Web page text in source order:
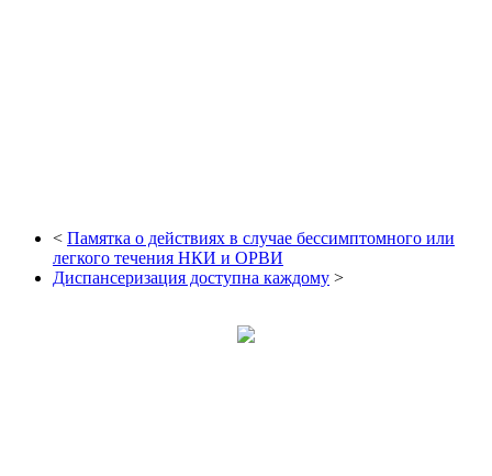
< Памятка о действиях в случае бессимптомного или
легкого течения НКИ и ОРВИ
Диспансеризация доступна каждому >